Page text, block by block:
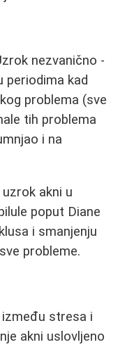
nezvanično -
periodima kad
problema (sve
tih problema
i na
akni u
poput Diane
i smanjenju
probleme.
stresa i
akni uslovljeno